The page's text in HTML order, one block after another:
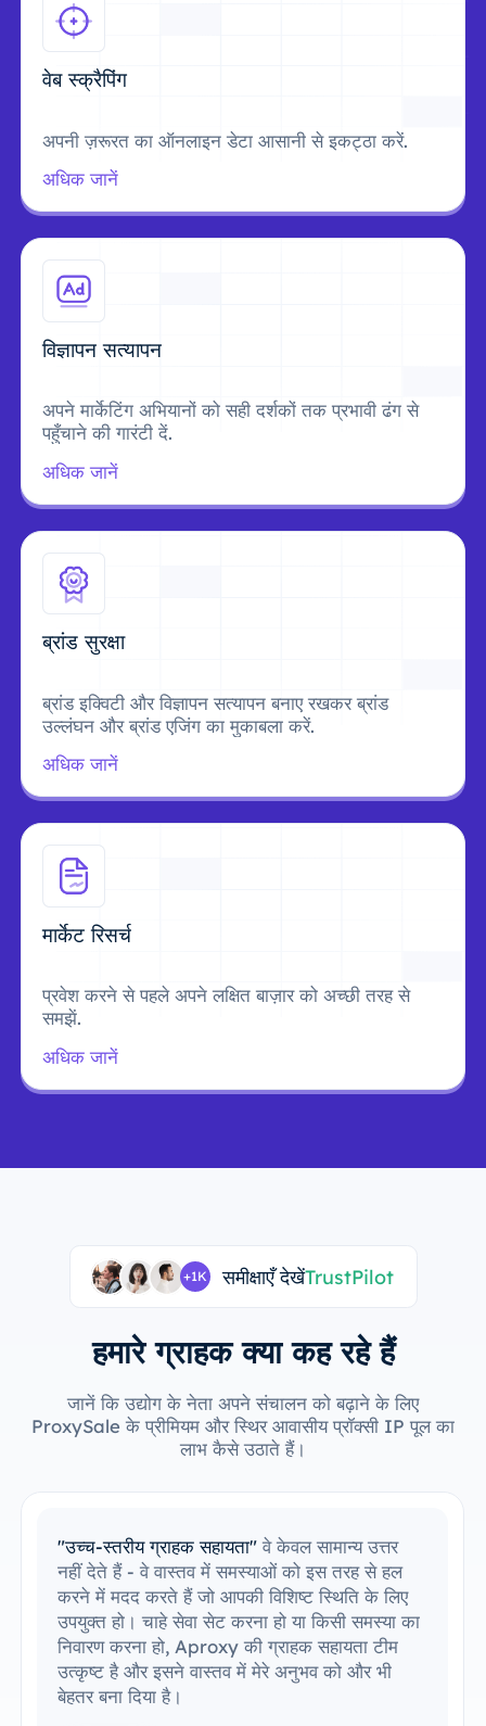
वेब स्क्रैपिंग
अपनी ज़रूरत का ऑनलाइन डेटा आसानी से इकट्ठा करें.
अधिक जानें
विज्ञापन सत्यापन
अपने मार्केटिंग अभियानों को सही दर्शकों तक प्रभावी ढंग से
पहुँचाने की गारंटी दें.
अधिक जानें
ब्रांड सुरक्षा
ब्रांड इक्विटी और विज्ञापन सत्यापन बनाए रखकर ब्रांड
उल्लंघन और ब्रांड एजिंग का मुकाबला करें.
अधिक जानें
मार्केट रिसर्च
प्रवेश करने से पहले अपने लक्षित बाज़ार को अच्छी तरह से
समझें.
अधिक जानें
+1K समीक्षाएँ देखेंTrustPilot
हमारे ग्राहक क्या कह रहे हैं
जानें कि उद्योग के नेता अपने संचालन को बढ़ाने के लिए
ProxySale के प्रीमियम और स्थिर आवासीय प्रॉक्सी IP पूल का
लाभ कैसे उठाते हैं।
"मेरे उपकरणों के साथ एकीकृत करना आसान है"मैं
आसानी से ProxySale को अपने मौजूदा सेटअप में
एकीकृत करने में सक्षम रहा हूँ। सेटअप प्रक्रिया सरल
और सहज थी, और मैं बिना किसी समस्या के सब कुछ
चलाने में सक्षम था। मेरे द्वारा पहले से उपयोग किए जाने
वाले उपकरणों के साथ ProxySale की संगतता इसे
अविश्वसनीय रूप से सुविधाजनक और कुशल बनाती है।